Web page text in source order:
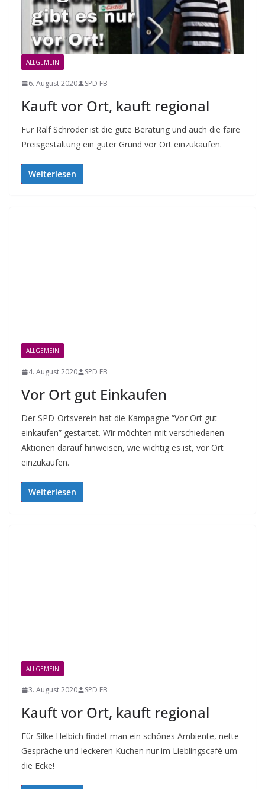
ALLGEMEIN
6. August 2020 SPD FB
Kauft vor Ort, kauft regional
Für Ralf Schröder ist die gute Beratung und auch die faire
Preisgestaltung ein guter Grund vor Ort einzukaufen.
Weiterlesen
ALLGEMEIN
4. August 2020 SPD FB
Vor Ort gut Einkaufen
Der SPD-Ortsverein hat die Kampagne “Vor Ort gut
einkaufen” gestartet. Wir möchten mit verschiedenen
Aktionen darauf hinweisen, wie wichtig es ist, vor Ort
einzukaufen.
Weiterlesen
ALLGEMEIN
3. August 2020 SPD FB
Kauft vor Ort, kauft regional
Für Silke Helbich findet man ein schönes Ambiente, nette
Gespräche und leckeren Kuchen nur im Lieblingscafé um
die Ecke!